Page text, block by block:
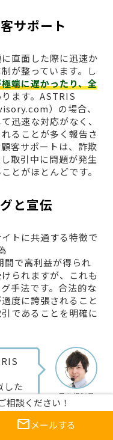
サポート
直面した際に迅速か
が整っています。し
端に遅かったり、全
ます。ASTRIS
）の場合、
迅速な対応がなく、
ることが多く報告さ
客サポートは、詐欺
取引中に問題が発生
とがほとんどです。
と宣伝
トに共通する特徴で
で高利益が得られ
られますが、これも
手法です。合法的な
度に誇張されること
であることを明確に
男性相談員
した
るた
、怪
する
相談ください！
mail メールする